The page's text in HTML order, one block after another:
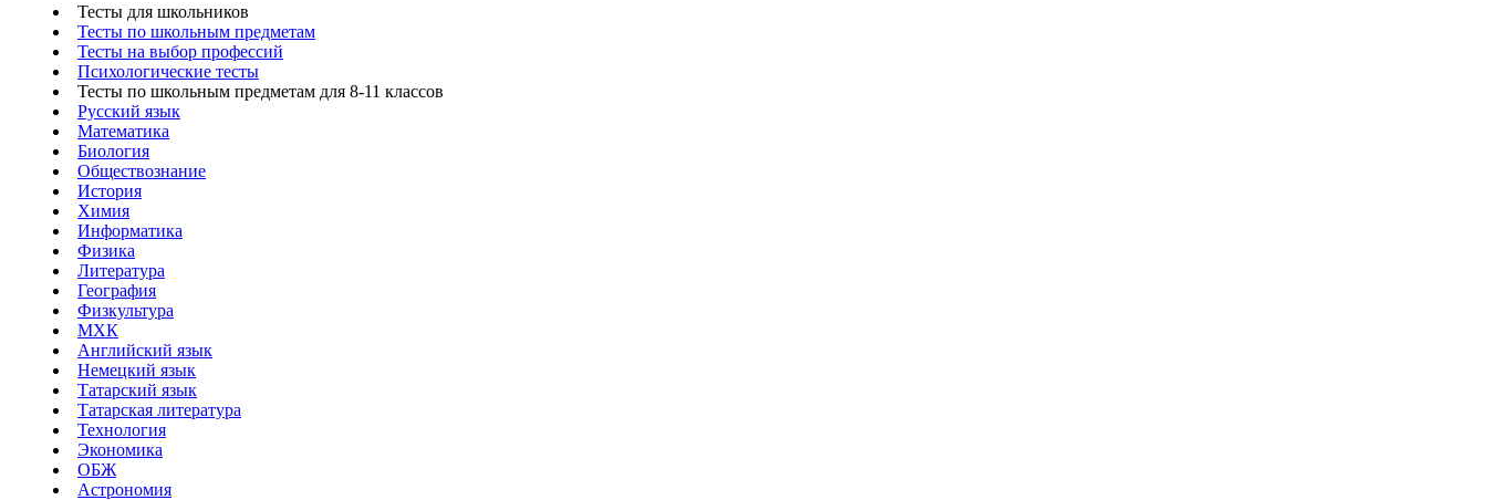
Тесты для школьников
Тесты по школьным предметам
Тесты на выбор профессий
Психологические тесты
Тесты по школьным предметам для 8-11 классов
Русский язык
Математика
Биология
Обществознание
История
Химия
Информатика
Физика
Литература
География
Физкультура
МХК
Английский язык
Немецкий язык
Татарский язык
Татарская литература
Технология
Экономика
ОБЖ
Астрономия